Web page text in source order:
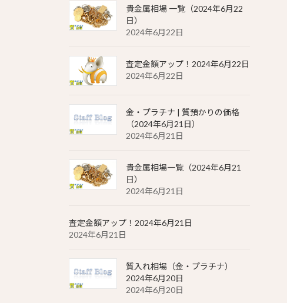
貴金属相場 一覧（2024年6月22
日）
2024年6月22日
査定金額アップ！2024年6月22日
2024年6月22日
金・プラチナ | 質預かりの価格
（2024年6月21日）
2024年6月21日
貴金属相場一覧（2024年6月21
日）
2024年6月21日
査定金額アップ！2024年6月21日
2024年6月21日
質入れ相場（金・プラチナ）
2024年6月20日
2024年6月20日